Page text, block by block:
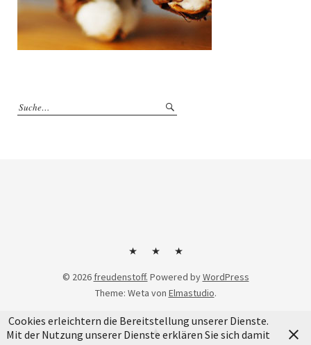
KontaktImpressumDatenschutzerklärung
© 2026 freudenstoff. Powered byWordPress
Theme: Weta von Elmastudio.
Cookies erleichtern die Bereitstellung unserer Dienste.
Mit der Nutzung unserer Dienste erklären Sie sich damit